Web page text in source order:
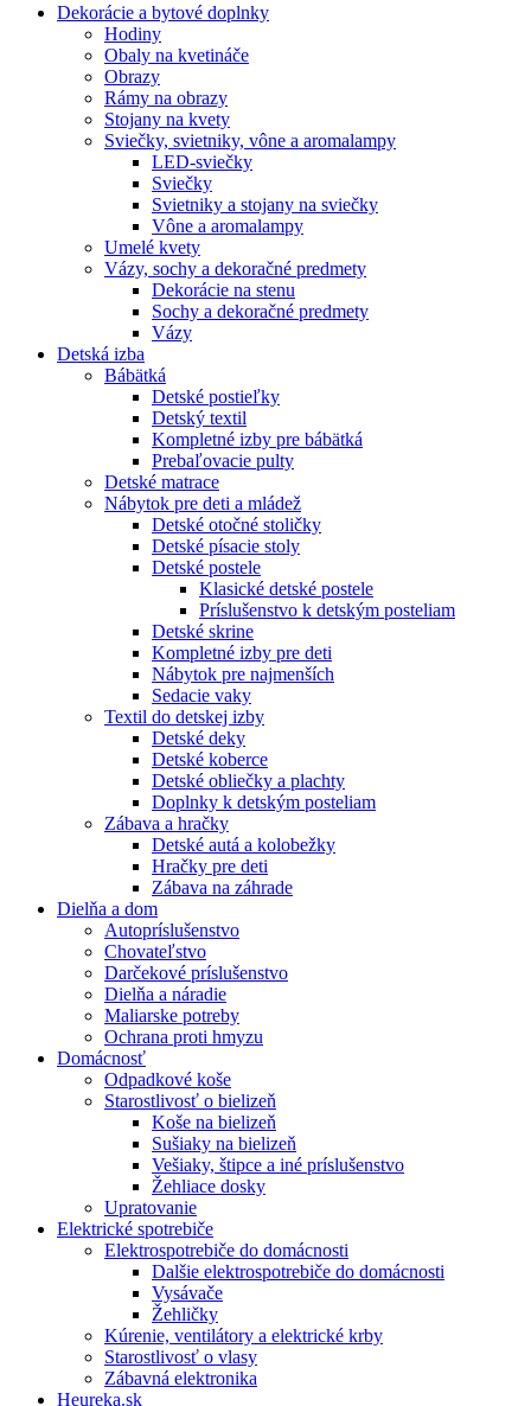
Dekorácie a bytové doplnky
Hodiny
Obaly na kvetináče
Obrazy
Rámy na obrazy
Stojany na kvety
Sviečky, svietniky, vône a aromalampy
LED-sviečky
Sviečky
Svietniky a stojany na sviečky
Vône a aromalampy
Umelé kvety
Vázy, sochy a dekoračné predmety
Dekorácie na stenu
Sochy a dekoračné predmety
Vázy
Detská izba
Bábätká
Detské postieľky
Detský textil
Kompletné izby pre bábätká
Prebaľovacie pulty
Detské matrace
Nábytok pre deti a mládež
Detské otočné stoličky
Detské písacie stoly
Detské postele
Klasické detské postele
Príslušenstvo k detským posteliam
Detské skrine
Kompletné izby pre deti
Nábytok pre najmenších
Sedacie vaky
Textil do detskej izby
Detské deky
Detské koberce
Detské obliečky a plachty
Doplnky k detským posteliam
Zábava a hračky
Detské autá a kolobežky
Hračky pre deti
Zábava na záhrade
Dielňa a dom
Autopríslušenstvo
Chovateľstvo
Darčekové príslušenstvo
Dielňa a náradie
Maliarske potreby
Ochrana proti hmyzu
Domácnosť
Odpadkové koše
Starostlivosť o bielizeň
Koše na bielizeň
Sušiaky na bielizeň
Vešiaky, štipce a iné príslušenstvo
Žehliace dosky
Upratovanie
Elektrické spotrebiče
Elektrospotrebiče do domácnosti
Dalšie elektrospotrebiče do domácnosti
Vysávače
Žehličky
Kúrenie, ventilátory a elektrické krby
Starostlivosť o vlasy
Zábavná elektronika
Heureka.sk